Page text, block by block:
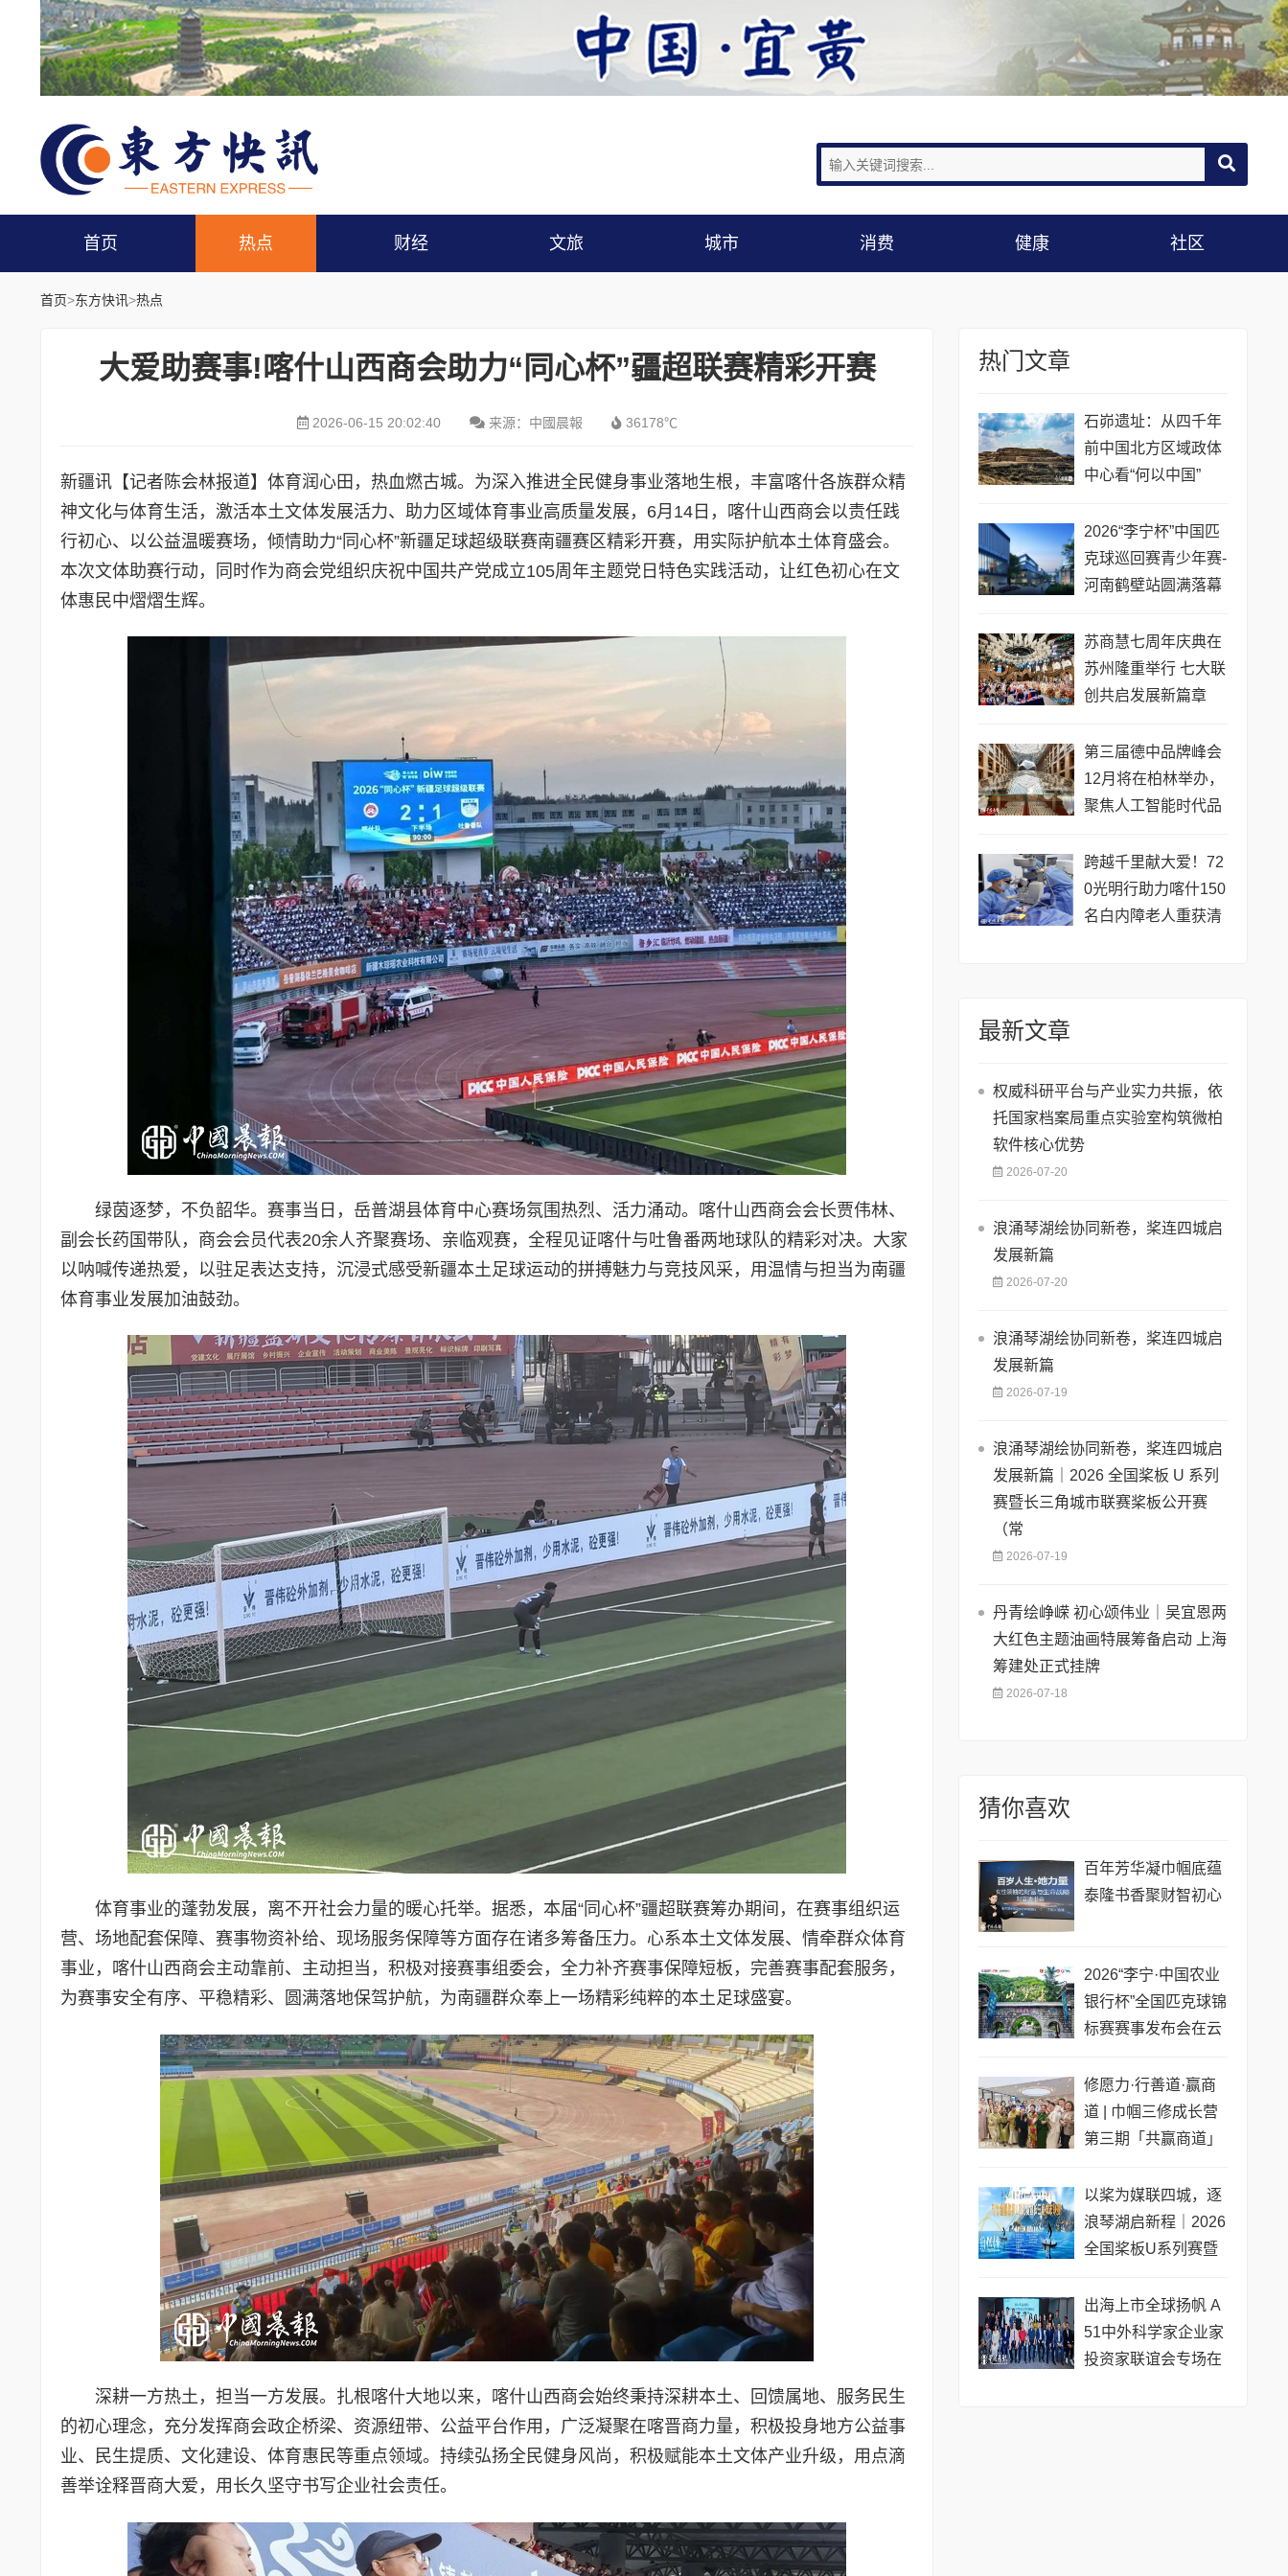
首页 热点 财经 文旅 城市 消费 健康 社区
首页>东方快讯>热点
大爱助赛事!喀什山西商会助力“同心杯”疆超联赛精彩开赛
2026-06-15 20:02:40 来源：中國晨報 36178℃
新疆讯【记者陈会林报道】体育润心田，热血燃古城。为深入推进全民健身事业落地生根，丰富喀什各族群众精
神文化与体育生活，激活本土文体发展活力、助力区域体育事业高质量发展，6月14日，喀什山西商会以责任践
行初心、以公益温暖赛场，倾情助力“同心杯”新疆足球超级联赛南疆赛区精彩开赛，用实际护航本土体育盛会。
本次文体助赛行动，同时作为商会党组织庆祝中国共产党成立105周年主题党日特色实践活动，让红色初心在文
体惠民中熠熠生辉。
绿茵逐梦，不负韶华。赛事当日，岳普湖县体育中心赛场氛围热烈、活力涌动。喀什山西商会会长贾伟林、
副会长药国带队，商会会员代表20余人齐聚赛场、亲临观赛，全程见证喀什与吐鲁番两地球队的精彩对决。大家
以呐喊传递热爱，以驻足表达支持，沉浸式感受新疆本土足球运动的拼搏魅力与竞技风采，用温情与担当为南疆
体育事业发展加油鼓劲。
体育事业的蓬勃发展，离不开社会力量的暖心托举。据悉，本届“同心杯”疆超联赛筹办期间，在赛事组织运
营、场地配套保障、赛事物资补给、现场服务保障等方面存在诸多筹备压力。心系本土文体发展、情牵群众体育
事业，喀什山西商会主动靠前、主动担当，积极对接赛事组委会，全力补齐赛事保障短板，完善赛事配套服务，
为赛事安全有序、平稳精彩、圆满落地保驾护航，为南疆群众奉上一场精彩纯粹的本土足球盛宴。
深耕一方热土，担当一方发展。扎根喀什大地以来，喀什山西商会始终秉持深耕本土、回馈属地、服务民生
的初心理念，充分发挥商会政企桥梁、资源纽带、公益平台作用，广泛凝聚在喀晋商力量，积极投身地方公益事
业、民生提质、文化建设、体育惠民等重点领域。持续弘扬全民健身风尚，积极赋能本土文体产业升级，用点滴
善举诠释晋商大爱，用长久坚守书写企业社会责任。
热门文章
石峁遗址：从四千年
前中国北方区域政体
中心看“何以中国”
2026“李宁杯”中国匹
克球巡回赛青少年赛-
河南鹤壁站圆满落幕
苏商慧七周年庆典在
苏州隆重举行 七大联
创共启发展新篇章
第三届德中品牌峰会
12月将在柏林举办，
聚焦人工智能时代品
跨越千里献大爱！72
0光明行助力喀什150
名白内障老人重获清
最新文章
权威科研平台与产业实力共振，依
托国家档案局重点实验室构筑微柏
软件核心优势
2026-07-20
浪涌琴湖绘协同新卷，桨连四城启
发展新篇
2026-07-20
浪涌琴湖绘协同新卷，桨连四城启
发展新篇
2026-07-19
浪涌琴湖绘协同新卷，桨连四城启
发展新篇｜2026 全国桨板 U 系列
赛暨长三角城市联赛桨板公开赛
（常
2026-07-19
丹青绘峥嵘 初心颂伟业｜吴宜恩两
大红色主题油画特展筹备启动 上海
筹建处正式挂牌
2026-07-18
猜你喜欢
百年芳华凝巾帼底蕴
泰隆书香聚财智初心
2026“李宁·中国农业
银行杯”全国匹克球锦
标赛赛事发布会在云
修愿力·行善道·赢商
道 | 巾帼三修成长营
第三期「共赢商道」
以桨为媒联四城，逐
浪琴湖启新程｜2026
全国桨板U系列赛暨
公开赛（常熟站）即
将开赛
出海上市全球扬帆 A
51中外科学家企业家
投资家联谊会专场在